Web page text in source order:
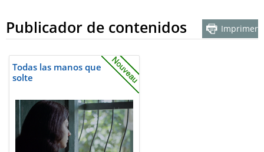
Publicador de contenidos Imprimer
Todas las manos que
solte